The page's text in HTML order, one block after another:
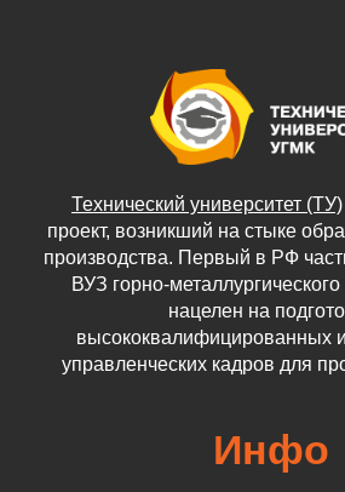
Технический университет (ТУ)
проект, возникший на стыке
производства. Первый в РФ
ВУЗ горно-
нацелен на
высококвалифицированных
управленческих кадров для
Инфо